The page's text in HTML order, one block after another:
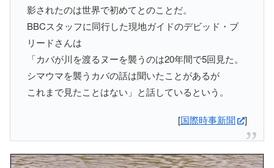
影されたのは世界で初めてとのことだ。
BBCスタッフに同行した現地ガイドのデビッド・ブ
リードさんは
「カバが川を渡るヌーを襲うのは20年間で5回見た。
シマウマを襲うカバの話は聞いたことがあるが
これまで見たことはない」と話しているという。
[国際時事新聞 ]